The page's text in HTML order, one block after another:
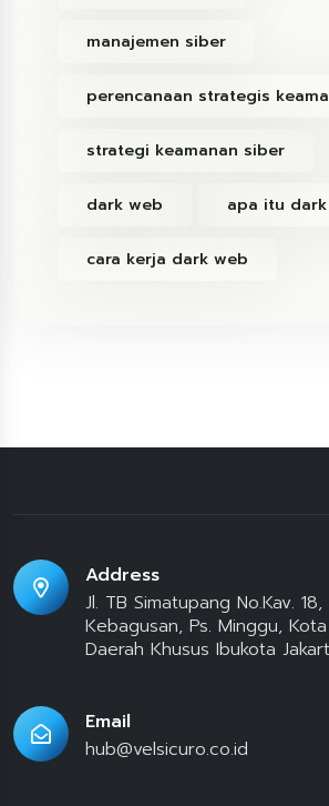
manajemen siber
perencanaan strategis
strategi keamanan siber
dark web apa itu
cara kerja dark web
Address
Jl. TB Simatupang No.Kav.
Kebagusan, Ps. Minggu,
Daerah Khusus Ibukota
Email
hub@velsicuro.co.id